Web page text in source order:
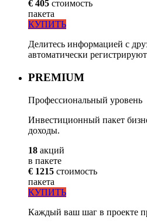
€ 405 стоимость
пакета
КУПИТЬ
Делитесь информацией с
автоматически
PREMIUM
Профессиональный уровень
Инвестиционный пакет
доходы.
18 акций
в пакете
€ 1215 стоимость
пакета
КУПИТЬ
Каждый ваш шаг в проекте